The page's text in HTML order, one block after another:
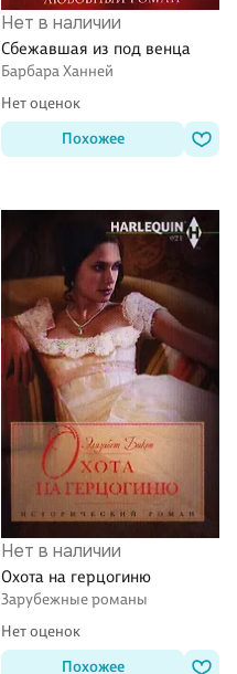
Нет в наличии
Сбежавшая из под венца
Барбара Ханней
Нет оценок
Похожее
Нет в наличии
Охота на герцогиню
Зарубежные романы
Нет оценок
Похожее